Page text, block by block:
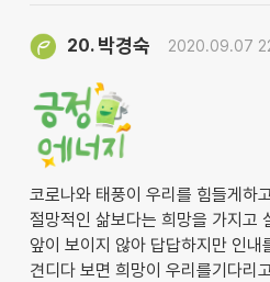
20. 박경숙 2020.09.07
코로나와 태풍이 우리를 힘들게하
절망적인 삶보다는 희망을 가지고
앞이 보이지 않아 답답하지만 인내
견디다 보면 희망이 우리를기다리